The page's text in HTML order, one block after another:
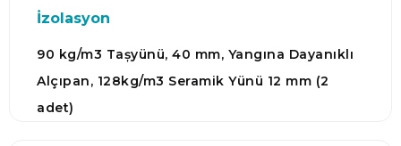
İzolasyon
90 kg/m3 Tașyünü, 40 mm, Yangına Dayanıklı
Alçıpan, 128kg/m3 Seramik Yünü 12 mm (2
adet)